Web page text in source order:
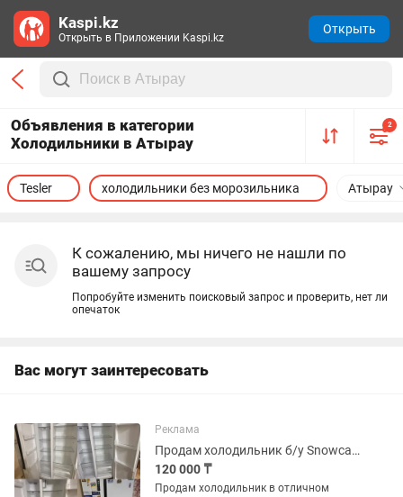
Объявления в категории
Холодильники в Атырау
2
Атырау
Tesler холодильники без морозильника
К сожалению, мы ничего не нашли по
вашему запросу
Попробуйте изменить поисковый запрос и проверить, нет ли
опечаток
Вас могут заинтересовать
Реклама
Продам холодильник б/у Snowcap sbs nf 570w
120 000 ₸
Продам холодильник в отличном
Kaspi.kz
Открыть в Приложении Kaspi.kz
Открыть